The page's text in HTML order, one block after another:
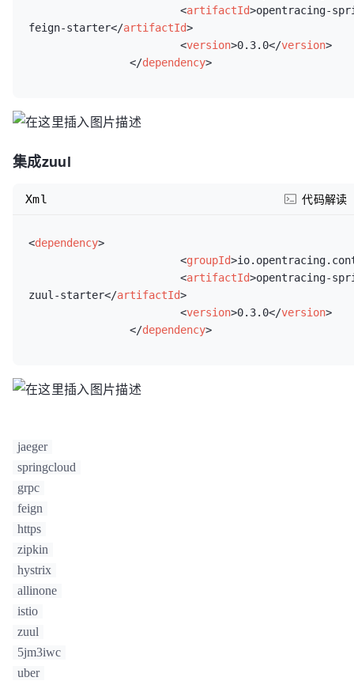
<artifactId>opentracing-
feign-starter</artifactId>
<version>0.3.0</version>
</dependency>
集成zuul
<dependency>
<groupId>
<artifactId>opentracing-
zuul-starter</artifactId>
<version>0.3.0</version>
</dependency>
Xml 代码解读
jaeger
springcloud
grpc
feign
https
zipkin
hystrix
allinone
istio
zuul
5jm3iwc
uber